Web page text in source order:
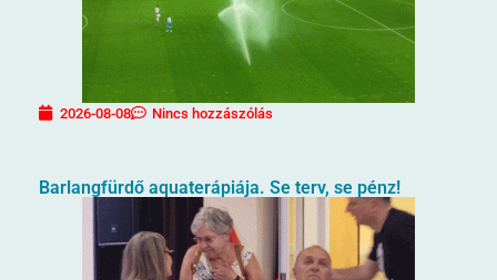
2026-08-08 Nincs hozzászólás
Barlangfürdő aquaterápiája. Se terv, se pénz!